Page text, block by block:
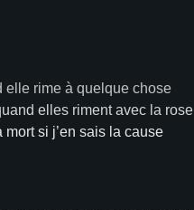
elle rime à quelque chose
elles riment avec la rose
mort si j’en sais la cause